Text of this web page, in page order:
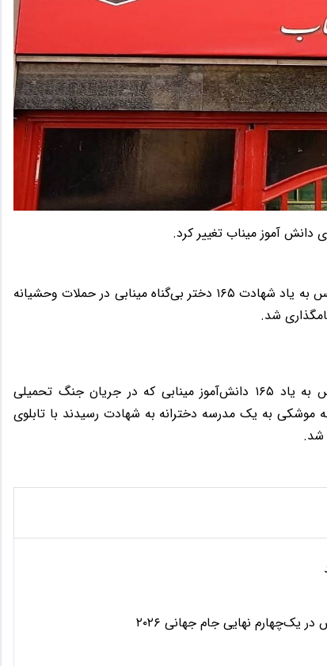
دانش آموز میناب تغییر کرد.
به گزارش 9 صبح، ساختمان مرکزی باشگاه پرسپولیس به یاد شهادت ١۶۵ دختر بی‌گناه مینابی در حملات وحشیانه
شد.
سر در ساختمان باشگاه فرهنگی ورزشی پرسپولیس به یاد ۱۶۵ دانش‌آموز مینابی که در جریان جنگ تحمیلی
موشکی به یک مدرسه دخترانه به شهادت رسیدند با تابلوی
شد.
یک‌چهارم نهایی جام جهانی ۲۰۲۶